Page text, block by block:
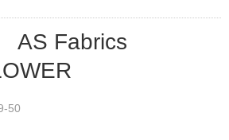
AS Fabrics
50